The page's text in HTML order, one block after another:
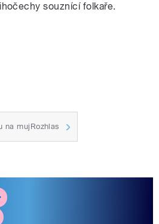
souznící folkaře.
na mujRozhlas